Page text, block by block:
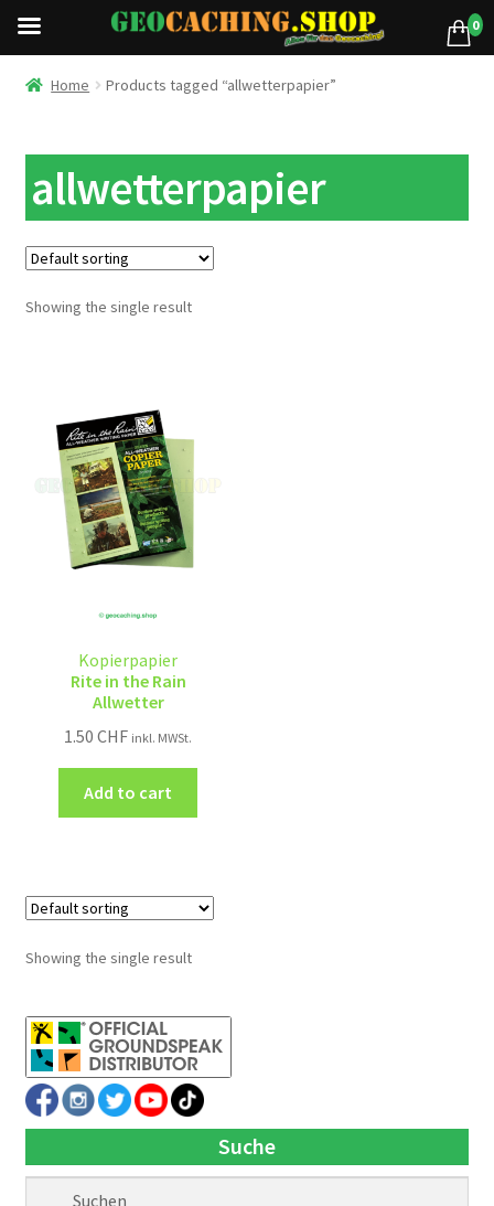
Home Products tagged “allwetterpapier”
allwetterpapier
Showing the single result
Kopierpapier
Rite in the Rain
Allwetter
1.50CHF inkl. MWSt.
Add to cart
Showing the single result
Suche
0